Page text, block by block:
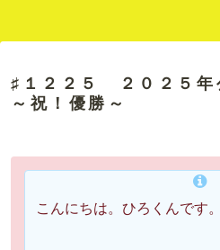
♯１２２５ ２０２５
～祝！優勝～
こんにちは。ひろくんです。